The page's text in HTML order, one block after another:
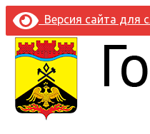
Версия сайта для